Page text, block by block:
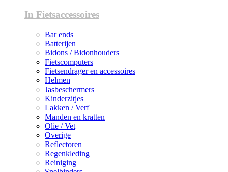
In Fietsaccessoires
Bar ends
Batterijen
Bidons / Bidonhouders
Fietscomputers
Fietsendrager en accessoires
Helmen
Jasbeschermers
Kinderzitjes
Lakken / Verf
Manden en kratten
Olie / Vet
Overige
Reflectoren
Regenkleding
Reiniging